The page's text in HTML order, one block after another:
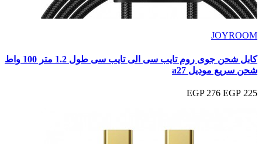
JOYROOM
كابل شحن جوى روم تايب سى الى تايب سى طول 1.2 متر 100 واط
شحن سريع موديل a27
225 EGP
276 EGP